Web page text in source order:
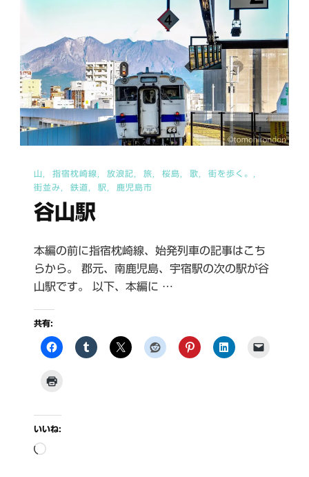
山 指宿枕崎線 放浪記 旅 桜島 歌
街を歩く。
街並み
鉄道 駅 鹿児島市
谷山駅
本編の前に指宿枕崎線、始発列車の記事はこち
らから。 郡元、南鹿児島、宇宿駅の次の駅が谷
山駅です。 以下、本編に …
共有:
いいね:
読